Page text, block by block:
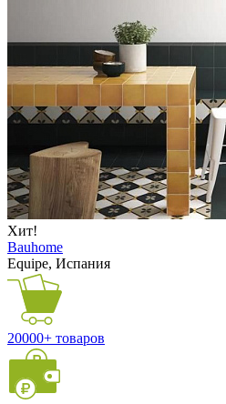
Хит!
Bauhome
Equipe, Испания
20000+ товаров